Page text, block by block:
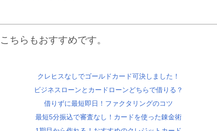
こちらもおすすめです。
クレヒスなしでゴールドカード可決しました！
ビジネスローンとカードローンどちらで借りる？
借りずに最短即日！ファクタリングのコツ
最短5分振込で審査なし！カードを使った錬金術